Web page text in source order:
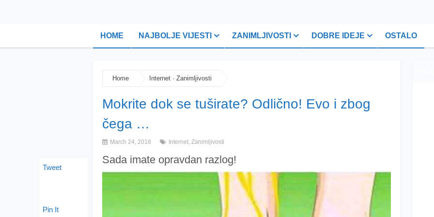
HOME NAJBOLJE VIJESTI ZANIMLJIVOSTI DOBRE IDEJE OSTALO
Home Internet · Zanimljivosti
Mokrite dok se tuširate? Odlično! Evo i zbog
čega …
March 24, 2018 Internet, Zanimljivosti
Sada imate opravdan razlog!
Tweet
Pin It